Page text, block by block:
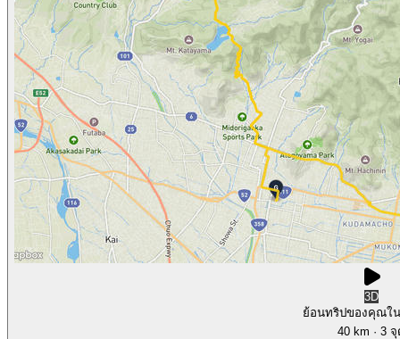
3D
ย้อนทริปของคุณใ
40 km · 3